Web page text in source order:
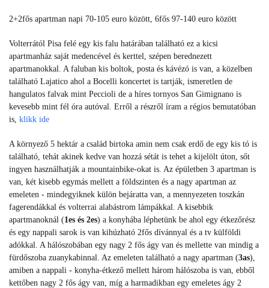
2+2fős apartman napi 70-105 euro között, 6fős 97-140 euro között
Volterrától Pisa felé egy kis falu határában található ez a kicsi
apartmanház saját medencével és kerttel, szépen berednezett
apartmanokkal. A faluban kis boltok, posta és kávézó is van, a közelben
található Lajatico ahol a Bocelli koncertet is tartják, ismeretlen de
hangulatos falvak mint Peccioli de a híres tornyos San Gimignano is
kevesebb mint fél óra autóval. Erről a részről íram a régios bemutatóban
is, klikk ide
A környező 5 hektár a család birtoka amin nem csak erdő de egy kis tó is
található, tehát akinek kedve van hozzá sétát is tehet a kijelölt úton, sőt
ingyen használhatják a mountainbike-okat is. Az épületben 3 apartman is
van, két kisebb egymás mellett a földszinten és a nagy apartman az
emeleten - mindegyiknek külön bejáratta van, a mennyezeten toszkán
fagerendákkal és volterrai alabástrom lámpákkal. A kisebbik
apartmanoknál (1es és 2es) a konyhába léphetünk be ahol egy étkezőrész
és egy nappali sarok is van kihúzható 2fős dívánnyal és a tv külföldi
adókkal. A hálószobában egy nagy 2 fős ágy van és mellette van mindig a
fürdőszoba zuanykabinnal. Az emeleten található a nagy apartman (3as),
amiben a nappali - konyha-étkező mellett három hálószoba is van, ebből
kettőben nagy 2 fős ágy van, míg a harmadikban egy emeletes ágy 2